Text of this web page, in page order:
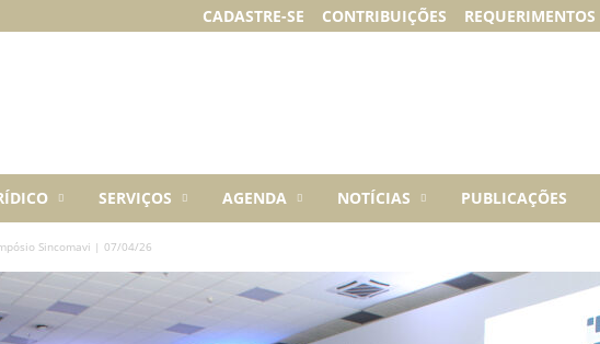
CADASTRE-SE CONTRIBUIÇÕES REQUERIMENTOS
SERVIÇOS AGENDA NOTÍCIAS PUBLICAÇÕES
Sincomavi | 07/04/26